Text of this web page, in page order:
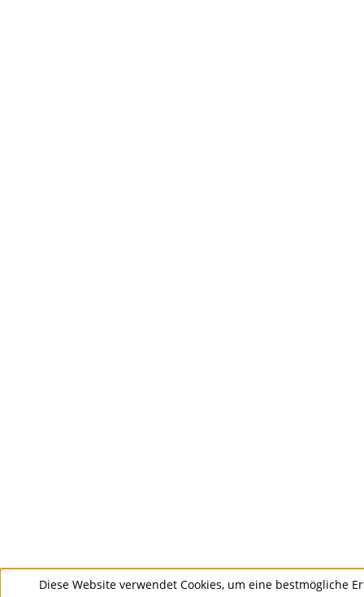
Diese Website verwendet Cookies, um eine bestmögliche